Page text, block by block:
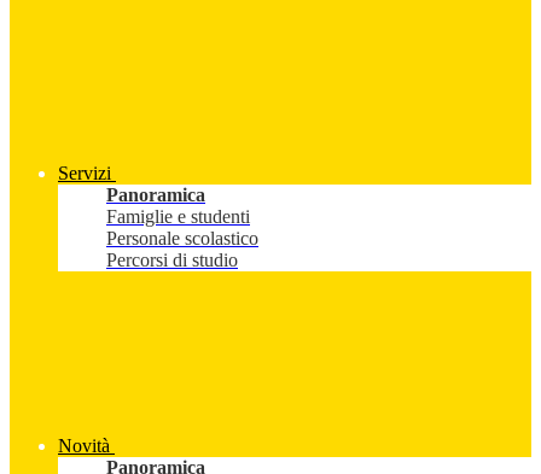
Servizi
Panoramica
Famiglie e studenti
Personale scolastico
Percorsi di studio
Novità
Panoramica